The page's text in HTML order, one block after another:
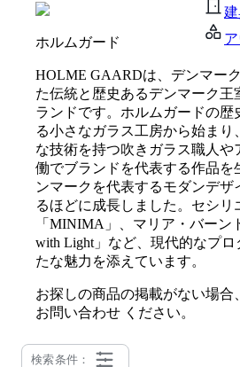
ホルムガード
HOLME GAARDは、デンマー
た伝統と歴史あるデンマーク王
ランドです。ホルムガードの歴
る小さなガラス工房から始まり
な技術を持つ吹きガラス職人や
働でブランドを代表する作品を
ンマークを代表するモダンデザ
るほどに成長しました。セシリ
「MINIMA」、マリア・バーン
with Light」など、現代的なプ
たな魅力を添えています。
お探しの商品の掲載がない場合
お問い合わせ ください。
検索条件：